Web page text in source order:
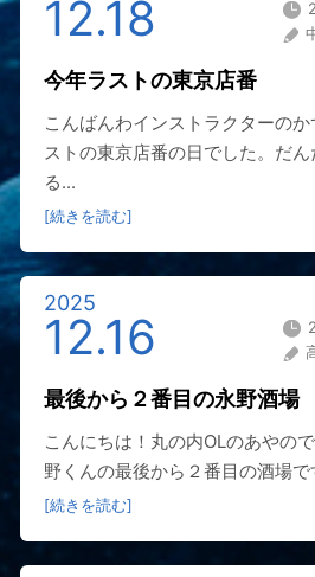
12.18
今年ラストの東京店番
こんばんわインストラクターの
ストの東京店番の日でした。だ
る...
[続きを読む]
2025
12.16
最後から２番目の永野酒場
こんにちは！丸の内OLのあやの
野くんの最後から２番目の酒場
[続きを読む]